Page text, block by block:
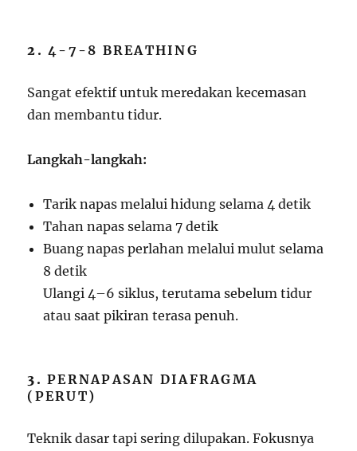
2.4-7-8 BREATHING
Sangat efektif untuk meredakan kecemasan
dan membantu tidur.
Langkah-langkah:
Tarik napas melalui hidung selama 4 detik
Tahan napas selama 7 detik
Buang napas perlahan melalui mulut selama
8 detik
Ulangi 4–6 siklus, terutama sebelum tidur
atau saat pikiran terasa penuh.
3.PERNAPASAN DIAFRAGMA
(PERUT)
Teknik dasar tapi sering dilupakan. Fokusnya